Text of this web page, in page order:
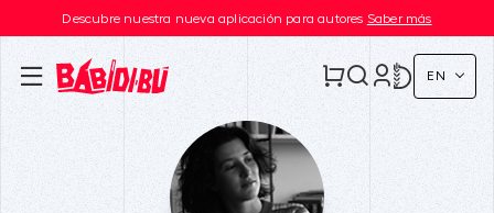
Descubre nuestra nueva aplicación para autores Saber más
EN